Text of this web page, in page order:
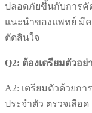
ปลอดภัยขึ้นกับการคั
แนะนำของแพทย์ มี
ตัดสินใจ
Q2: ต้องเตรียมตัวอย่
A2: เตรียมตัวด้วยก
ประจำตัว ตรวจเลือ